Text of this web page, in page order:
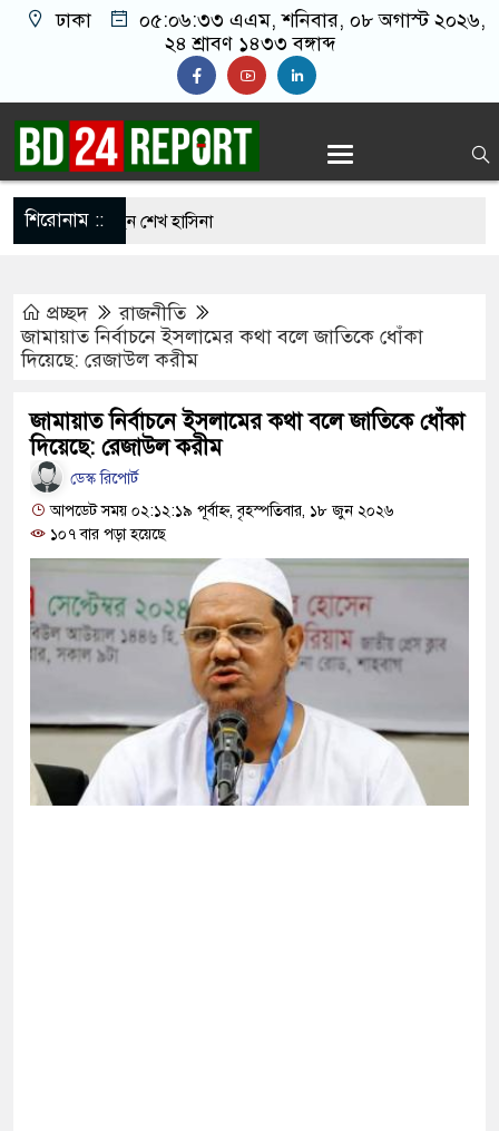
ঢাকা ০৫:০৬:৩৩ এএম, শনিবার, ০৮ অগাস্ট ২০২৬,
২৪ শ্রাবণ ১৪৩৩ বঙ্গাব্দ
শিরোনাম ::
করছেন শেখ হাসিনা
হামলা করে কাবু করা সম্ভব নয়: ট্রাম্পের শীর্ষ
তুরস্কের প্রতিরক্ষা চুক্তি, হামলায় জবাব দেবে তিন
৩ টন কাঁদুনে গ্যাস আমদানি
হবে: ছেলেকে নিয়ে রোনালদোর বড় আশা
বের হওয়ার পথ খুঁজছেন ট্রাম্পের শীর্ষ জেনারেল
থেকে বস্ত্রহীন অবস্থায় যুবদল নেতা আটক
ইরানের বন্দর অবরোধ তুলে নেবে যুক্তরাষ্ট্র
শাস্তি মৃত্যুদণ্ড, তাই ভেবে মজুদ করবেন:
প্রচ্ছদ
রাজনীতি
জামায়াত নির্বাচনে ইসলামের কথা বলে জাতিকে ধোঁকা
দিয়েছে: রেজাউল করীম
জামায়াত নির্বাচনে ইসলামের কথা বলে জাতিকে ধোঁকা
দিয়েছে: রেজাউল করীম
ডেস্ক রিপোর্ট
আপডেট সময় ০২:১২:১৯ পূর্বাহ্ন, বৃহস্পতিবার, ১৮ জুন ২০২৬
১০৭ বার পড়া হয়েছে